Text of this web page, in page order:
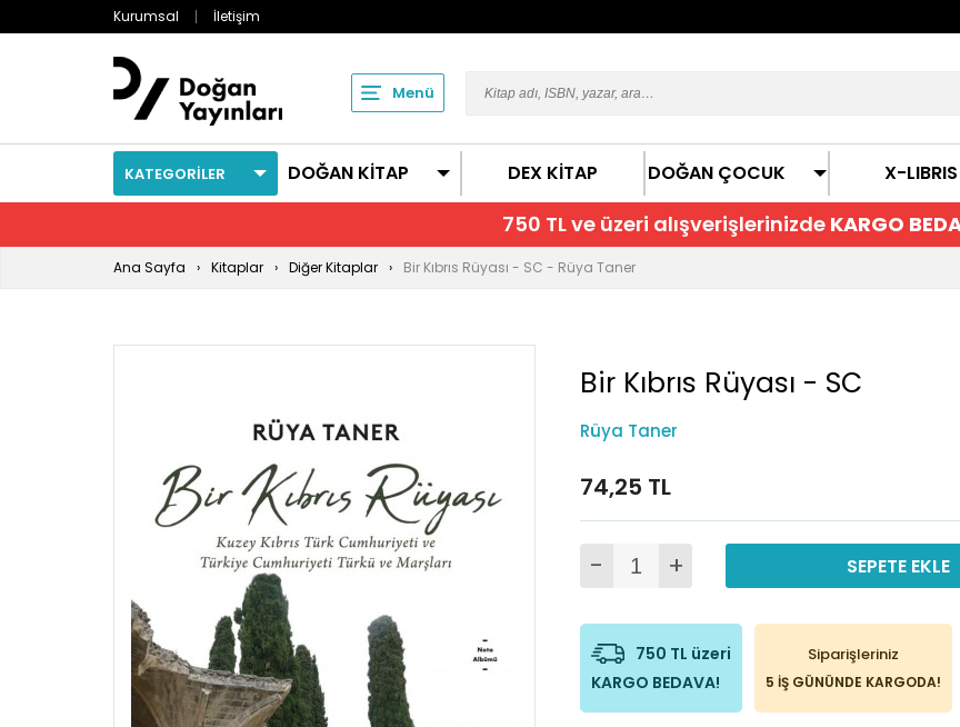
Kurumsal İletişim
Menü
KATEGORİLER DOĞAN KİTAP DEX KİTAP DOĞAN ÇOCUK X-LIBRIS
750 TL ve üzeri alışverişlerinizde KARGO
Ana Sayfa Kitaplar Diğer Kitaplar Bir Kıbrıs Rüyası - SC - Rüya Taner
Bir Kıbrıs Rüyası - SC
Rüya Taner
74,25 TL
- + SEPETE EKLE
750 TL üzeri
KARGO BEDAVA!
Siparişleriniz
5 İŞ GÜNÜNDE KARGODA!